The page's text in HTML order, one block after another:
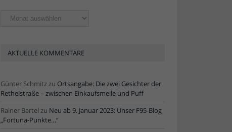
Ältere
AKTUELLE KOMMENTARE
Günter Schmitzzu Ortsangabe: Die zwei Gesichter der
Rethelstraße – zwischen Einkaufsmeile und Puff
Rainer Bartel zu Neu ab 9. Januar 2023: Unser F95-Blog
„Fortuna-Punkte…“